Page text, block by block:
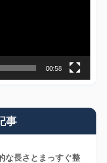
00:58
事
な長さとまっすぐ整